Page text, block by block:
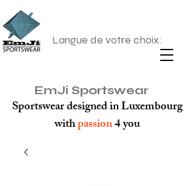
Langue de votre choix:
EmJi Sportswear
Sportswear designed in Luxembourg
withpassion4 you